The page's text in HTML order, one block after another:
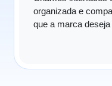
organizada e
que a marca